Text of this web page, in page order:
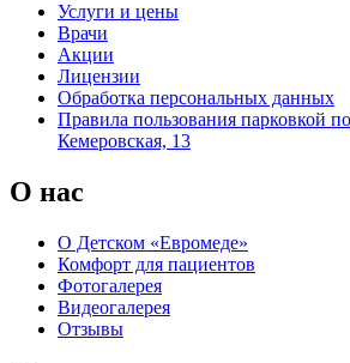
Услуги и цены
Врачи
Акции
Лицензии
Обработка персональных данных
Правила пользования парковкой
Кемеровская, 13
О нас
О Детском «Евромеде»
Комфорт для пациентов
Фотогалерея
Видеогалерея
Отзывы